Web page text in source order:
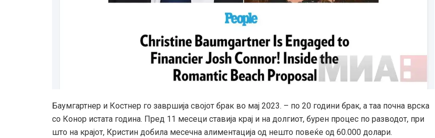
Баумгартнер и Костнер го завршија својот брак во мај 2023. – по 20 години брак, а таа почна врска
со Конор истата година. Пред 11 месеци ставија крај и на долгиот, бурен процес по разводот, при
што на крајот, Кристин добила месечна алиментација од нешто повеќе од 60.000 долари.